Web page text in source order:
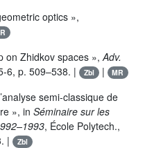
optics »,
on Zhidkov spaces »,Adv.
6, p. 509–538. | Zbl | MR
semi-classique de
», in Séminaire sur les
, École Polytech.,
|
Zbl